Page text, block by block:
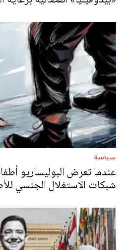
سياسة
عندما تعرض البوليساريو
شبكات الاستغلال الجنسي